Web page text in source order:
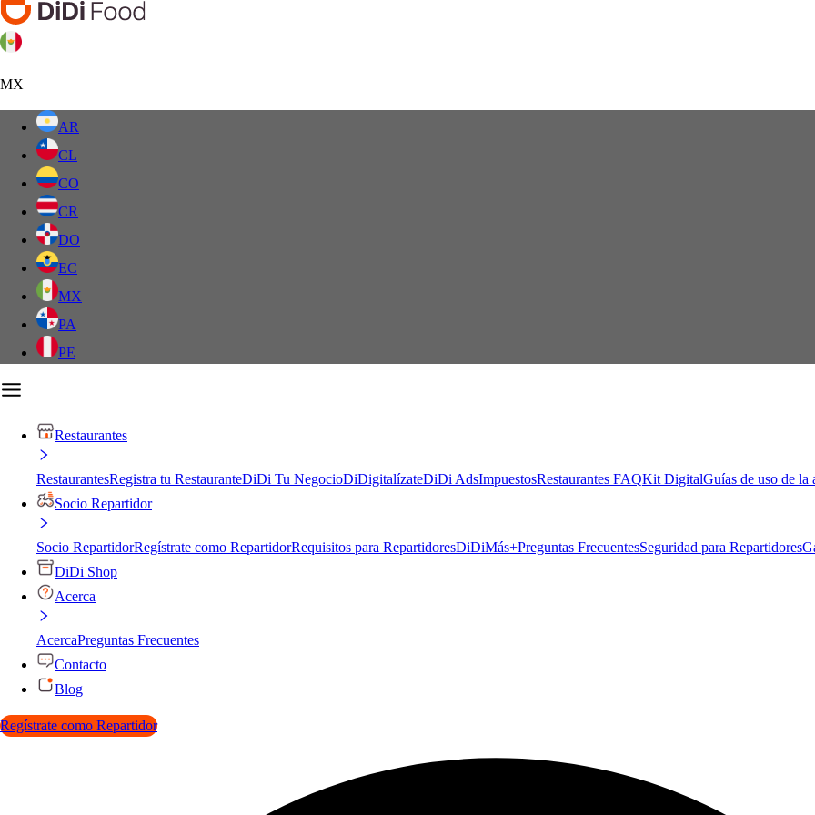
MX
AR
CL
CO
CR
DO
EC
MX
PA
PE
Restaurantes
RestaurantesRegistra tu RestauranteDiDi Tu NegocioDiDigitalízateDiDi AdsImpuestosRestaurantes FAQKit DigitalGuías de uso de la
Socio Repartidor
Socio RepartidorRegístrate como RepartidorRequisitos para RepartidoresDiDiMás+Preguntas FrecuentesSeguridad para Repartidores
DiDi Shop
Acerca
AcercaPreguntas Frecuentes
Contacto
Blog
Regístrate como Repartidor